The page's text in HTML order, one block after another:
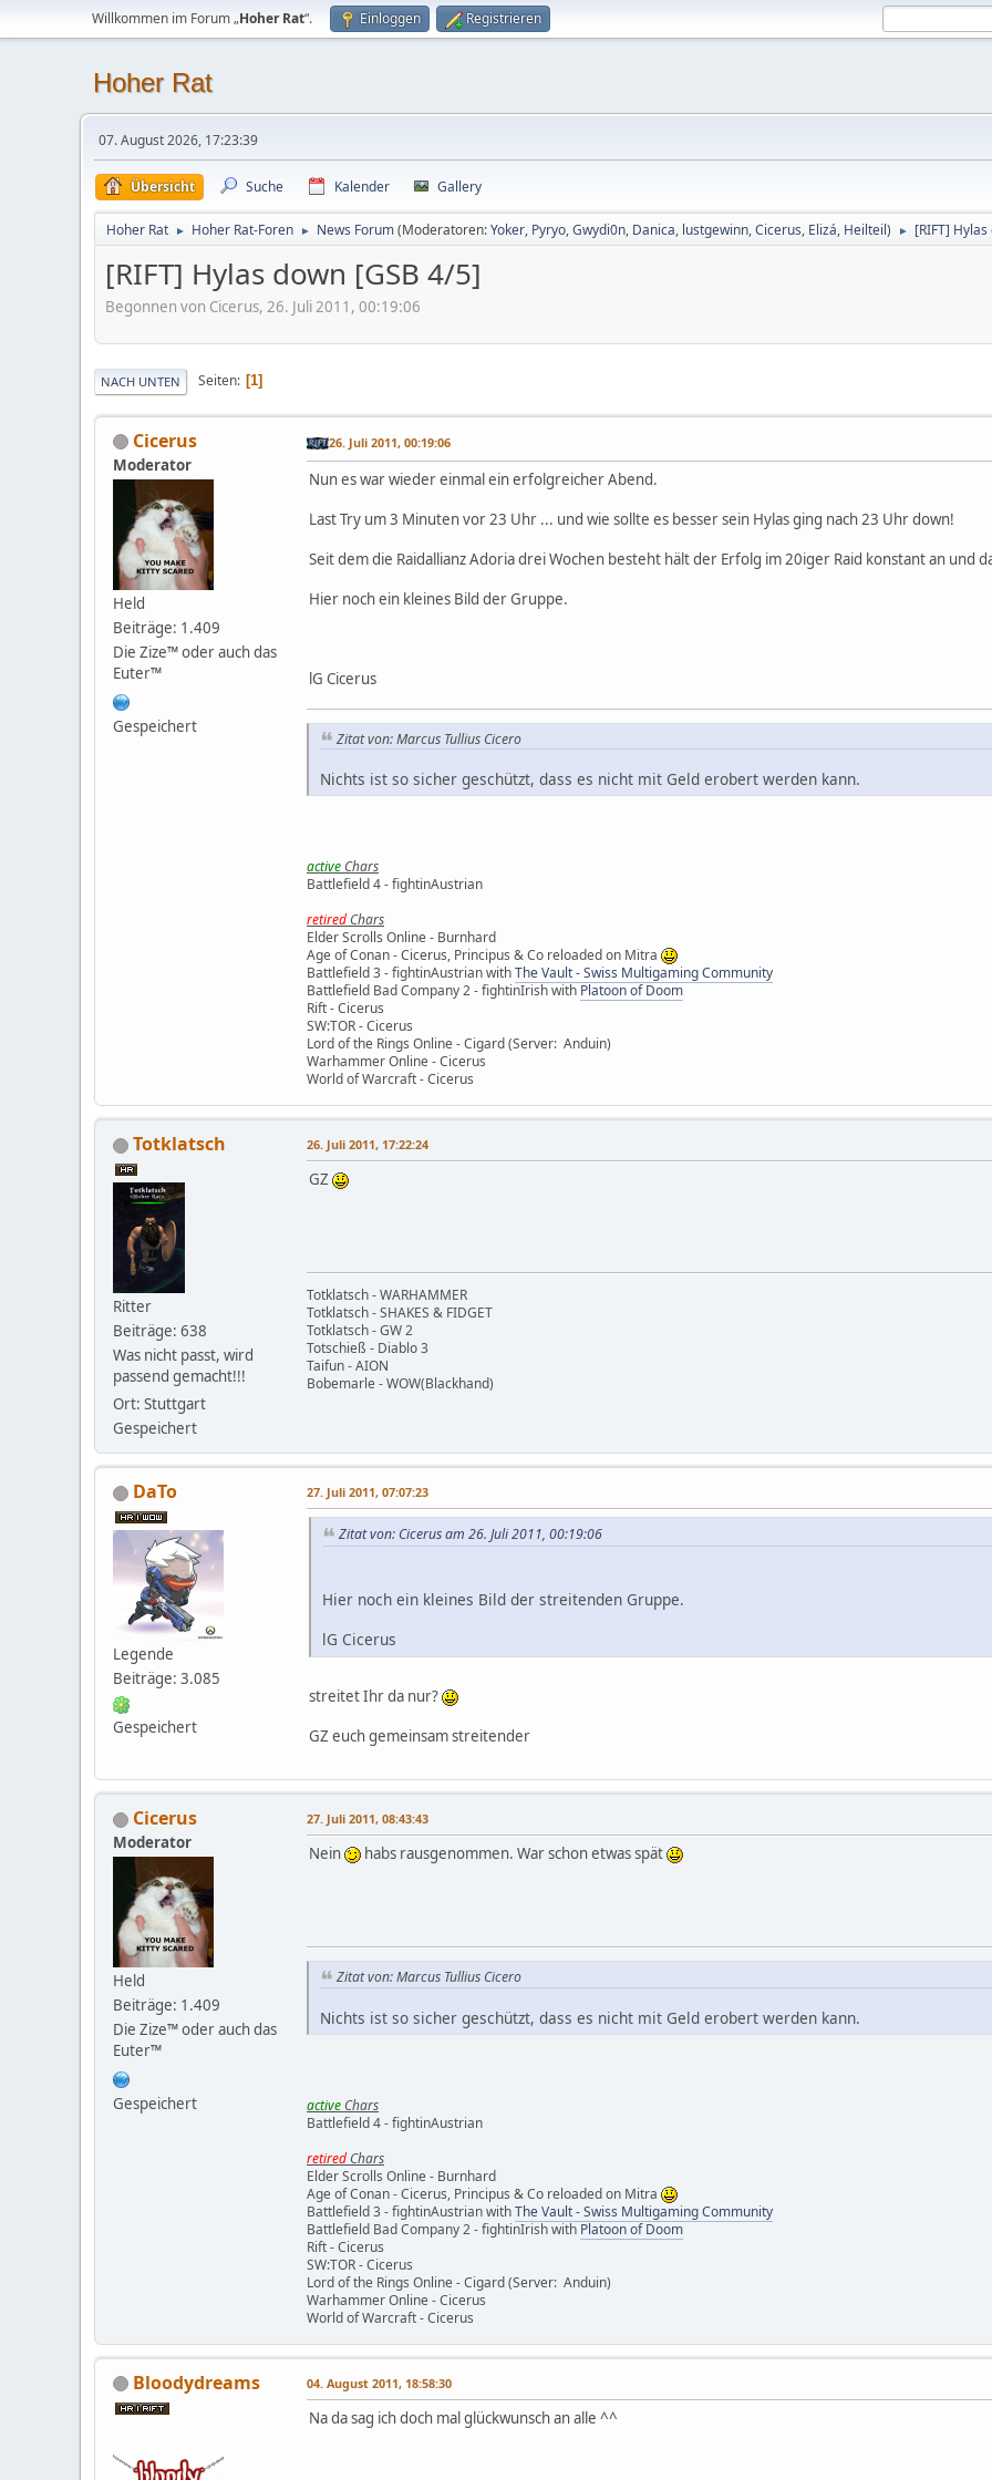
Willkommen im Forum „Hoher Rat“. Einloggen Registrieren
Hoher Rat
07. August 2026, 17:23:39
Übersicht Suche Kalender Gallery
Hoher Rat ► Hoher Rat-Foren ► News Forum(Moderatoren:Yoker, Pyryo,Gwydi0n, Danica, lustgewinn,Cicerus, Elizá, Heilteil) ► [RIFT]
[RIFT] Hylas down [GSB 4/5]
Begonnen von Cicerus, 26. Juli 2011, 00:19:06
NACH UNTEN Seiten 1
Cicerus
Moderator
Held
Beiträge: 1.409
Die Zize™ oder auch das
Euter™
Gespeichert
26. Juli 2011, 00:19:06
Nun es war wieder einmal ein erfolgreicher Abend.
Last Try um 3 Minuten vor 23 Uhr ... und wie sollte es besser sein Hylas ging nach 23 Uhr down!
Seit dem die Raidallianz Adoria drei Wochen besteht hält der Erfolg im 20iger Raid konstant an und
Hier noch ein kleines Bild der Gruppe.
lG Cicerus
Zitat von: Marcus Tullius Cicero
Nichts ist so sicher geschützt, dass es nicht mit Geld erobert werden kann.
active Chars
Battlefield 4 - fightinAustrian
retired Chars
Elder Scrolls Online - Burnhard
Age of Conan - Cicerus, Principus & Co reloaded on Mitra
Battlefield 3 - fightinAustrian withThe Vault - Swiss Multigaming Community
Battlefield Bad Company 2 - fightinIrish with Platoon of Doom
Rift - Cicerus
SW:TOR - Cicerus
Lord of the Rings Online - Cigard (Server: Anduin)
Warhammer Online - Cicerus
World of Warcraft - Cicerus
Totklatsch
Ritter
Beiträge: 638
Was nicht passt, wird
passend gemacht!!!
Ort: Stuttgart
Gespeichert
26. Juli 2011, 17:22:24
GZ
Totklatsch - WARHAMMER
Totklatsch - SHAKES & FIDGET
Totklatsch - GW 2
Totschieß - Diablo 3
Taifun - AION
Bobemarle - WOW(Blackhand)
DaTo
Legende
Beiträge: 3.085
Gespeichert
27. Juli 2011, 07:07:23
Zitat von: Cicerus am 26. Juli 2011, 00:19:06
Hier noch ein kleines Bild der streitenden Gruppe.
lG Cicerus
streitet Ihr da nur?
GZ euch gemeinsam streitender
Cicerus
Moderator
Held
Beiträge: 1.409
Die Zize™ oder auch das
Euter™
Gespeichert
27. Juli 2011, 08:43:43
Nein habs rausgenommen. War schon etwas spät
Zitat von: Marcus Tullius Cicero
Nichts ist so sicher geschützt, dass es nicht mit Geld erobert werden kann.
active Chars
Battlefield 4 - fightinAustrian
retired Chars
Elder Scrolls Online - Burnhard
Age of Conan - Cicerus, Principus & Co reloaded on Mitra
Battlefield 3 - fightinAustrian withThe Vault - Swiss Multigaming Community
Battlefield Bad Company 2 - fightinIrish with Platoon of Doom
Rift - Cicerus
SW:TOR - Cicerus
Lord of the Rings Online - Cigard (Server: Anduin)
Warhammer Online - Cicerus
World of Warcraft - Cicerus
Bloodydreams 04. August 2011, 18:58:30
Na da sag ich doch mal glückwunsch an alle ^^